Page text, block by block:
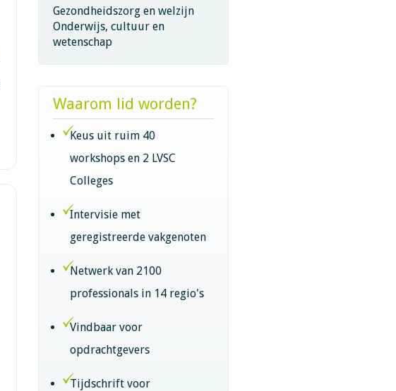
Gezondheidszorg en welzijn
Onderwijs, cultuur en
wetenschap
Waarom lid worden?
Keus uit ruim 40
workshops en 2 LVSC
Colleges
Intervisie met
geregistreerde vakgenoten
Netwerk van 2100
professionals in 14 regio's
Vindbaar voor
opdrachtgevers
Tijdschrift voor